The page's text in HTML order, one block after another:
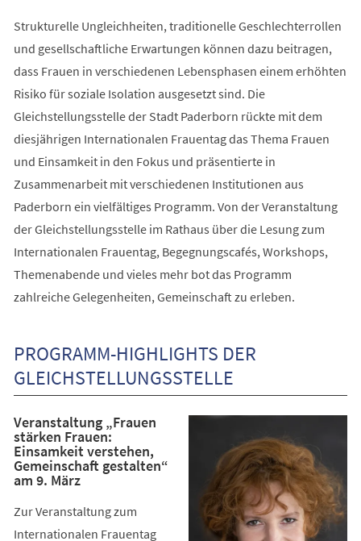
Strukturelle Ungleichheiten, traditionelle Geschlechterrollen
und gesellschaftliche Erwartungen können dazu beitragen,
dass Frauen in verschiedenen Lebensphasen einem erhöh­ten
Risiko für soziale Isolation ausgesetzt sind. Die
Gleichstellungsstelle der Stadt Paderborn rückte mit dem
diesjährigen Internationalen Frauentag das Thema Frauen
und Einsamkeit in den Fokus und präsentierte in
Zusammenarbeit mit verschiedenen Institutionen aus
Paderborn ein vielfältiges Programm. Von der Veranstaltung
der Gleichstellungsstelle im Rathaus über die Lesung zum
Internationalen Frauentag, Begegnungscafés, Workshops,
Themenabende und vieles mehr bot das Programm
zahlreiche Gelegenheiten, Gemeinschaft zu erleben.
PROGRAMM-HIGHLIGHTS DER
GLEICHSTELLUNGSSTELLE
Veranstaltung „Frauen
stärken Frauen:
Einsamkeit verstehen,
Gemeinschaft gestalten“
am 9. März
Zur Veranstaltung zum
Internationalen Frauentag